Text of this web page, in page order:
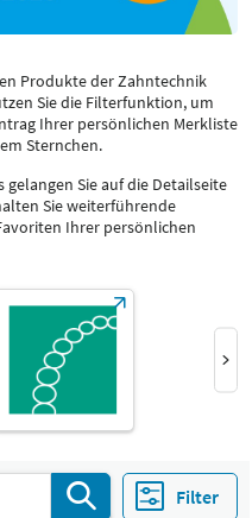
Produkte der Zahntechnik
Sie die Filterfunktion, um
Ihrer persönlichen Merkliste
Sternchen.
gelangen Sie auf die Detailseite
Sie weiterführende
Ihrer persönlichen
Filter